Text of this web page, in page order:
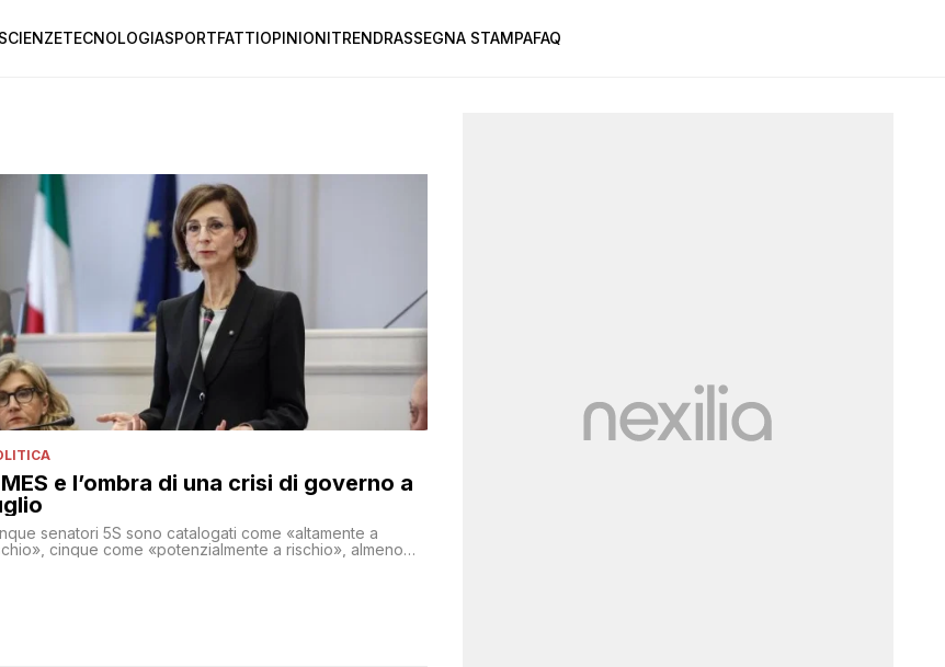
TECNOLOGIASPORTFATTIOPINIONITRENDRASSEGNA STAMPAFAQ
e l’ombra di una crisi di governo a
senatori 5S sono catalogati come «altamente a
cinque come «potenzialmente a rischio», almeno